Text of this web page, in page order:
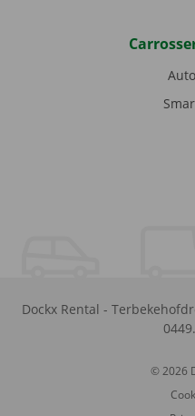
Dockx Rental -
© 2026